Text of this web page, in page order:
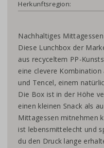
Herkunftsregion:
Nachhaltiges
Diese Lunchbox der
aus recyceltem PP-
eine clevere
und Tencel, einem
Die Box ist in der Höhe
einen kleinen Snack als
Mittagessen mitnehmen
ist lebensmittelecht und
du den Druck lange